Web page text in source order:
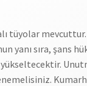
tüyolar
yanı sıra, şans
yükseltecektir.